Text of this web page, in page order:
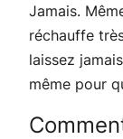
Jamais.
réchauffe
laissez
même pour